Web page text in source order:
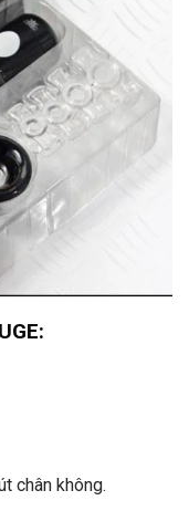
chân không.